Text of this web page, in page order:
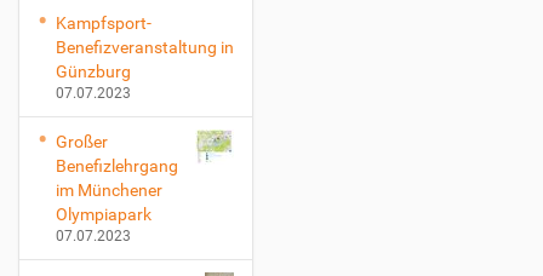
Kampfsport-
Benefizveranstaltung in
Günzburg
07.07.2023
Großer
Benefizlehrgang
im Münchener
Olympiapark
07.07.2023